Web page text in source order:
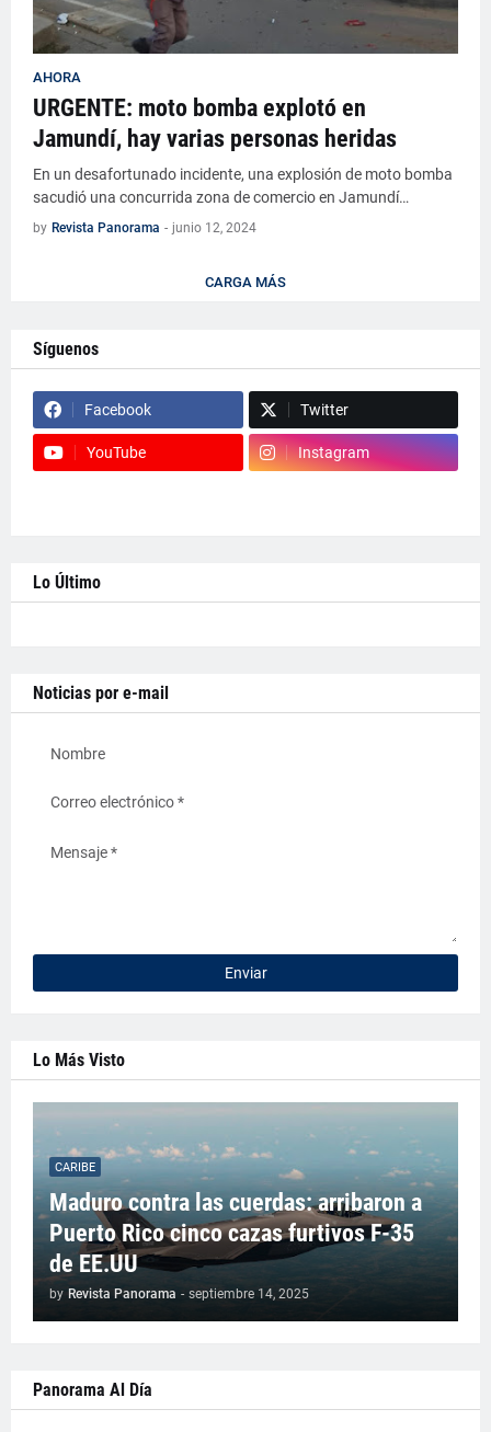
AHORA
URGENTE: moto bomba explotó en
Jamundí, hay varias personas heridas
En un desafortunado incidente, una explosión de moto bomba
sacudió una concurrida zona de comercio en Jamundí…
by Revista Panorama - junio 12, 2024
CARGA MÁS
Síguenos
Facebook Twitter
YouTube Instagram
Lo Último
Noticias por e-mail
Lo Más Visto
CARIBE
Maduro contra las cuerdas: arribaron a
Puerto Rico cinco cazas furtivos F-35
de EE.UU
by Revista Panorama - septiembre 14, 2025
Panorama Al Día